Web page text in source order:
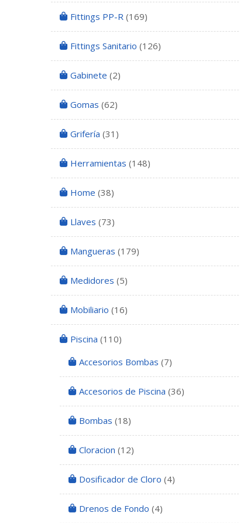
Fittings PP-R (169)
Fittings Sanitario (126)
Gabinete (2)
Gomas (62)
Grifería (31)
Herramientas (148)
Home (38)
Llaves (73)
Mangueras (179)
Medidores (5)
Mobiliario (16)
Piscina (110)
Accesorios Bombas (7)
Accesorios de Piscina (36)
Bombas (18)
Cloracion (12)
Dosificador de Cloro (4)
Drenos de Fondo (4)